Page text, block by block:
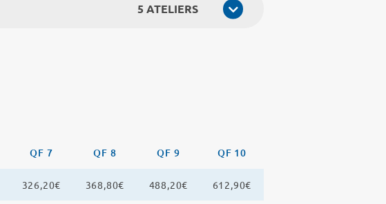
5 ATELIERS
QF 7 QF 8 QF 9 QF 10
326,20€ 368,80€ 488,20€ 612,90€